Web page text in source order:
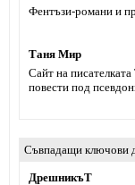
Фентъзи-романи и
Таня Мир
Сайт на
повести под
Съвпадащи ключови
ДрешникъТ